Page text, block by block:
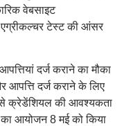
वेबसाइट
टेस्ट की आंसर
दर्ज कराने का मौका
आपत्ति दर्ज कराने के लिए
क्रेडेंशियल की आवश्यकता
आयोजन 8 मई को किया